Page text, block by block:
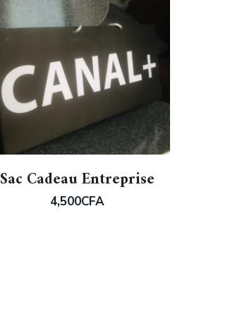
Sac Cadeau Entreprise
4,500CFA